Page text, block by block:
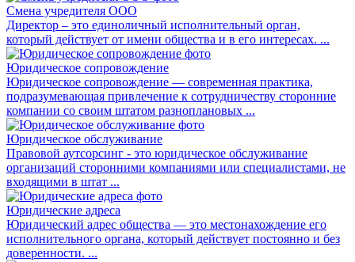
Смена учредителя ООО
Директор – это единоличный исполнительный орган,
который действует от имени общества и в его интересах. ...
Юридическое сопровождение
Юридическое сопровождение — современная практика,
подразумевающая привлечение к сотрудничеству сторонние
компании со своим штатом разноплановых ...
Юридическое обслуживание
Правовой аутсорсинг - это юридическое обслуживание
организаций сторонними компаниями или специалистами, не
входящими в штат ...
Юридические адреса
Юридический адрес общества — это местонахождение его
исполнительного органа, который действует постоянно и без
доверенности. ...